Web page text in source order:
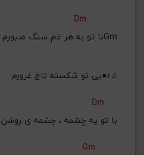
Dm
با تو به هر غم سنگ صبورمGm
بی تو شکسته تاج غرورم●♪♫
Dm
با تو یه چشمه ، چشمه ی روشن
Gm